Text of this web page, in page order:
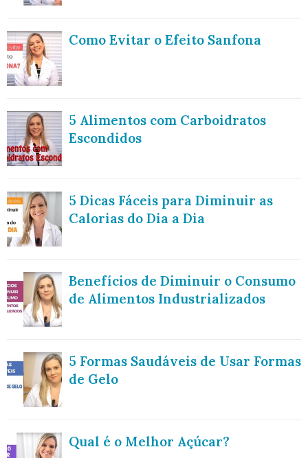
Como Evitar o Efeito Sanfona
5 Alimentos com Carboidratos
Escondidos
5 Dicas Fáceis para Diminuir as
Calorias do Dia a Dia
Benefícios de Diminuir o Consumo
de Alimentos Industrializados
5 Formas Saudáveis de Usar Formas
de Gelo
Qual é o Melhor Açúcar?